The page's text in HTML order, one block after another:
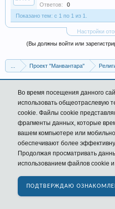
Ответов:
0
Показано тем: с 1 по 1 из 1.
Настройки
(Вы должны войти или
Проект "Манвантара"
Условия
Во время посещения данного
использовать общеотраслевую
cookie. Файлы cookie
фрагменты данных, которые временно
вашем компьютере или
обеспечивают более
Продолжая просматривать
использованием файлов cookie
ПОДТВЕРЖДАЮ